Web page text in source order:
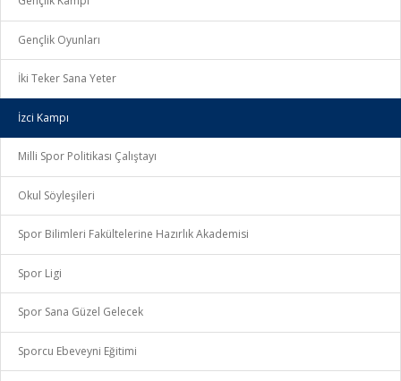
Gençlik Oyunları
İki Teker Sana Yeter
İzci Kampı
Milli Spor Politikası Çalıştayı
Okul Söyleşileri
Spor Bilimleri Fakültelerine Hazırlık Akademisi
Spor Ligi
Spor Sana Güzel Gelecek
Sporcu Ebeveyni Eğitimi